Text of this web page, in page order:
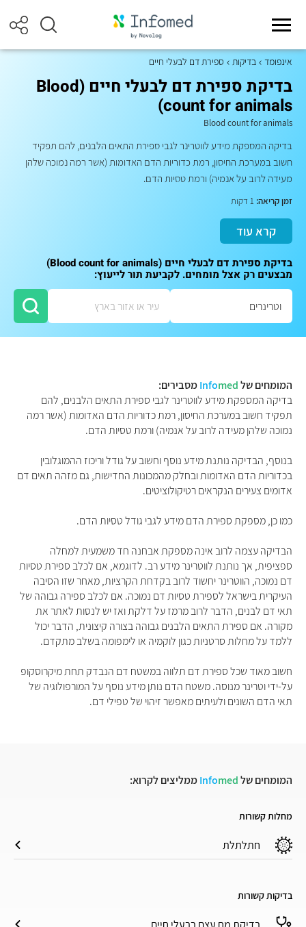
אינפומד בדיקות ספירת דם לבעלי חיים
בדיקת ספירת דם לבעלי חיים (Blood
count for animals)
Blood count for animals
בדיקה המספקת מידע לווטרינר לגבי ספירת התאים הלבנים, להם תפקיד
חשוב במערכת החיסון, רמת כדוריות הדם האדומות (אשר רמה נמוכה שלהן
מעידה לרוב על אנמיה) ורמת טסיות הדם.
זמן קריאה:
קרא עוד
בדיקת ספירת דם לבעלי חיים (Blood count for animals)
מבצעים רק אצל מומחים. לקביעת תור לייעוץ:
המומחים של Infomed
מסבירים:
בדיקה המספקת מידע לווטרינר לגבי ספירת התאים הלבנים, להם
תפקיד חשוב במערכת החיסון, רמת כדוריות הדם האדומות (אשר רמה
נמוכה שלהן מעידה לרוב על אנמיה) ורמת טסיות הדם.
בנוסף, הבדיקה נותנת מידע נוסף וחשוב על גודל וריכוז ההמוגלובין
בכדוריות הדם האדומות ובחלק מהמכונות החדישות, גם מזהה תאים דם
אדומים צעירים הנקראים רטיקולוציטים.
כמו כן, מספקת ספירת הדם מידע לגבי גודל טסיות הדם.
הבדיקה עצמה לרוב אינה מספקת אבחנה חד משמעית למחלה
ספציפית, אך נותנת לווטרינר מידע רב. לדוגמא, אם לכלב ספירת טסיות
דם נמוכה, הווטרינר יחשוד לרוב בקדחת הקרציות, מאחר שזו הסיבה
העיקרית בישראל לספירת טסיות דם נמוכה. אם לכלב ספירה גבוהה של
תאי דם לבנים, הדבר לרוב מרמז על דלקת ואז יש לנסות לאתר את
מקורה. אם ספירת התאים הלבנים גבוהה בצורה קיצונית, הדבר יכול
ללמד על מחלות סרטניות כגון לוקמיה או לימפומה בשלב מתקדם.
חשוב מאוד שכל ספירת דם תלווה במשטח דם הנבדק תחת מיקרוסקופ
על-ידי וטרינר מנוסה. משטח הדם נותן מידע נוסף על המורפולוגיה של
תאי הדם השונים ולעיתים מאפשר זיהוי של טפילי דם.
המומחים של Infomed ממליצים לקרוא:
מחלות קשורות
חתלתלת
בדיקות קשורות